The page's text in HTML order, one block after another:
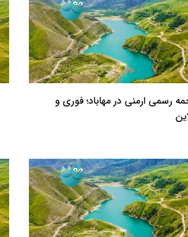
رسمی ارمنی در مهاباد؛ فوری و